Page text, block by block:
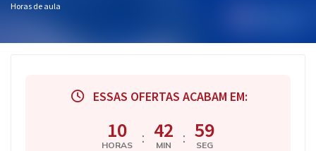
Horas de aula
ESSAS OFERTAS ACABAM EM:
10
HORAS : 42
MIN : 58
SEG